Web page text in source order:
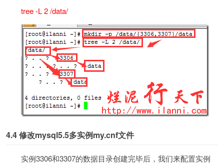
tree -L 2 /data/
4.4修改mysql5.5多实例my.cnf文件
实例3306和3307的数据目录创建完毕后，我们来配置实例